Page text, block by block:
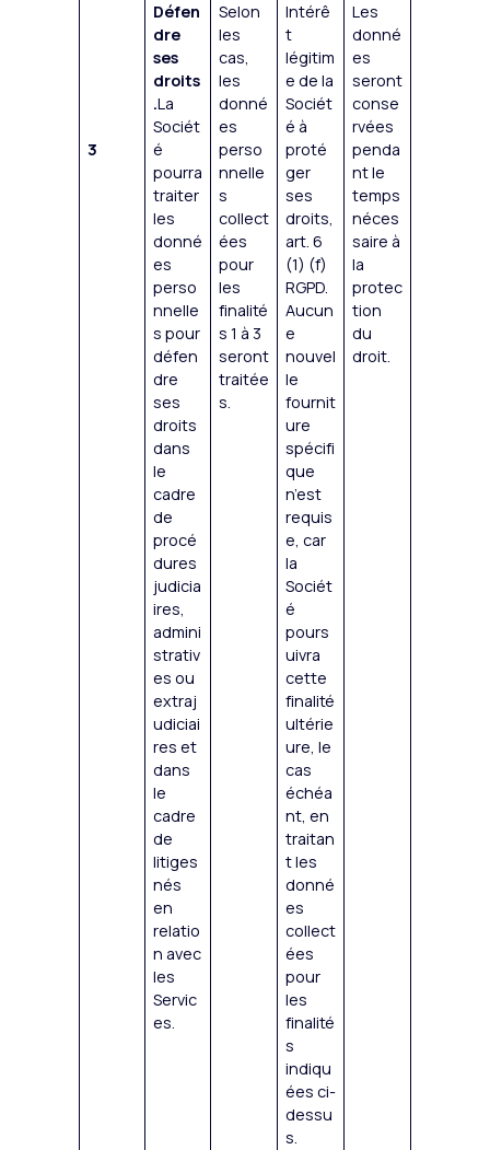
3
Défen
dre
ses
droits
.La
Sociét
é
pourra
traiter
les
donné
es
perso
nnelle
s pour
défen
dre
ses
droits
dans
le
cadre
de
procé
dures
judicia
ires,
admini
strativ
es ou
extraj
udiciai
res et
dans
le
cadre
de
litiges
nés
en
relatio
n avec
les
Servic
es.
Selon
les
cas,
les
donné
es
perso
nnelle
s
collect
ées
pour
les
finalité
s 1 à 3
seront
traitée
s.
Intérê
t
légitim
e de la
Sociét
é à
proté
ger
ses
droits,
art. 6
(1) (f)
RGPD.
Aucun
e
nouvel
le
fournit
ure
spécifi
que
n’est
requis
e, car
la
Sociét
é
pours
uivra
cette
finalité
ultérie
ure, le
cas
échéa
nt, en
traitan
t les
donné
es
collect
ées
pour
les
finalité
s
indiqu
ées ci-
dessu
s.
Les
donné
es
seront
conse
rvées
penda
nt le
temps
néces
saire à
la
protec
tion
du
droit.